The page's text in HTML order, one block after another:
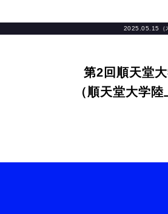
2025.05.15（
第2回順天堂
（順天堂大学